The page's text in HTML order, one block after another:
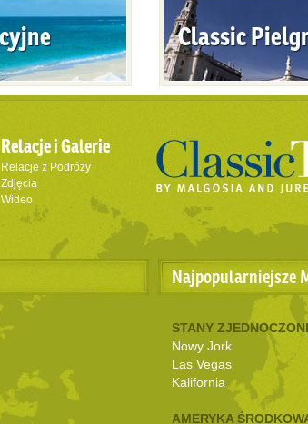
Classic
Relacje i Galerie
Relacje z Podróży
Zdjęcia
Wideo
Najpopularniejsze
STANY
Nowy Jork
Las Vegas
Kalifornia
AMERYKA